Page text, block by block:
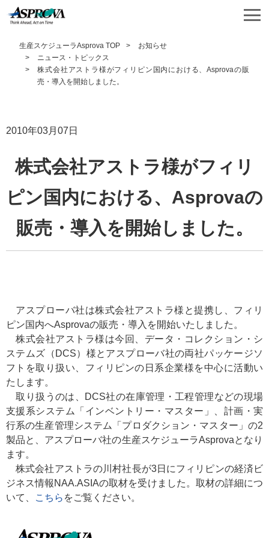
生産スケジューラAsprova TOP
お知らせ
ニュース・トピックス
株式会社アストラ様がフィリピン国内における、Asprovaの販
売・導入を開始しました。
2010年03月07日
株式会社アストラ様がフィリ
ピン国内における、Asprovaの
販売・導入を開始しました。
アスプローバ社は株式会社アストラ様と提携し、フィリ
ピン国内へAsprovaの販売・導入を開始いたしました。
株式会社アストラ様は今回、データ・コレクション・シ
ステムズ（DCS）様とアスプローバ社の両社パッケージソ
フトを取り扱い、フィリピンの日系企業様を中心に活動い
たします。
取り扱うのは、DCS社の在庫管理・工程管理などの現場
支援系システム「インベントリー・マスター」、計画・実
行系の生産管理システム「プロダクション・マスター」の2
製品と、アスプローバ社の生産スケジューラAsprovaとなり
ます。
株式会社アストラの川村社長が3日にフィリピンの経済ビ
ジネス情報NAA.ASIAの取材を受けました。取材の詳細につ
いて、
こちら をご覧ください。